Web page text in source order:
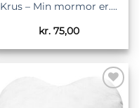
Krus – Min mormor er….
kr.75,00